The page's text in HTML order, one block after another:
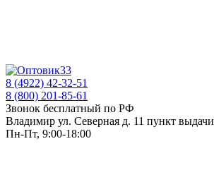
8 (4922) 42-32-51
8 (800) 201-85-61
Звонок бесплатный по РФ
Владимир ул. Северная д. 11 пункт выдачи
Пн-Пт, 9:00-18:00